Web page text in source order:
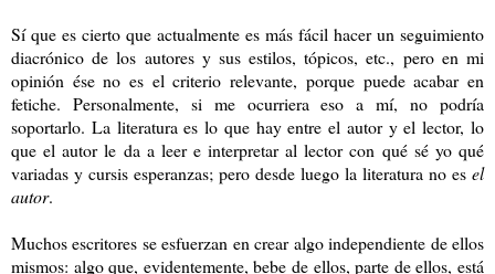
Sí que es cierto que actualmente es más fácil hacer un seguimiento
diacrónico de los autores y sus estilos, tópicos, etc., pero en mi
opinión ése no es el criterio relevante, porque puede acabar en
fetiche. Personalmente, si me ocurriera eso a mí, no podría
soportarlo. La literatura es lo que hay entre el autor y el lector, lo
que el autor le da a leer e interpretar al lector con qué sé yo qué
variadas y cursis esperanzas; pero desde luego la literatura no es el
autor.
Muchos escritores se esfuerzan en crear algo independiente de ellos
mismos: algo que, evidentemente, bebe de ellos, parte de ellos, está